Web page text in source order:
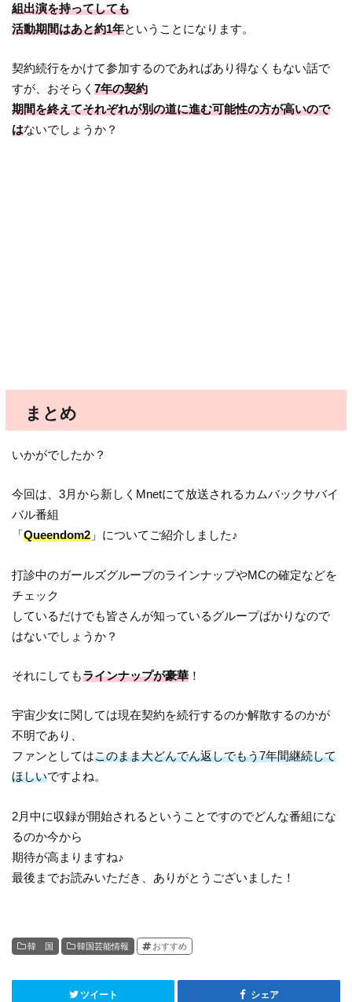
組出演を持ってしても
活動期間はあと約1年ということになります。
契約続行をかけて参加するのであればあり得なくもない話で
すが、おそらく7年の契約
期間を終えてそれぞれが別の道に進む可能性の方が高いので
はないでしょうか？
まとめ
いかがでしたか？
今回は、3月から新しくMnetにて放送されるカムバックサバイ
バル番組
「Queendom2 」についてご紹介しました♪
打診中のガールズグループのラインナップやMCの確定などを
チェック
しているだけでも皆さんが知っているグループばかりなので
はないでしょうか？
それにしてもラインナップが豪華 ！
宇宙少女に関しては現在契約を続行するのか解散するのかが
不明であり、
ファンとしてはこのまま大どんでん返しでもう7年間継続して
ほしいですよね。
2月中に収録が開始されるということですのでどんな番組にな
るのか今から
期待が高まりますね♪
最後までお読みいただき、ありがとうございました！
韓 国 韓国芸能情報 おすすめ
ツイート シェア